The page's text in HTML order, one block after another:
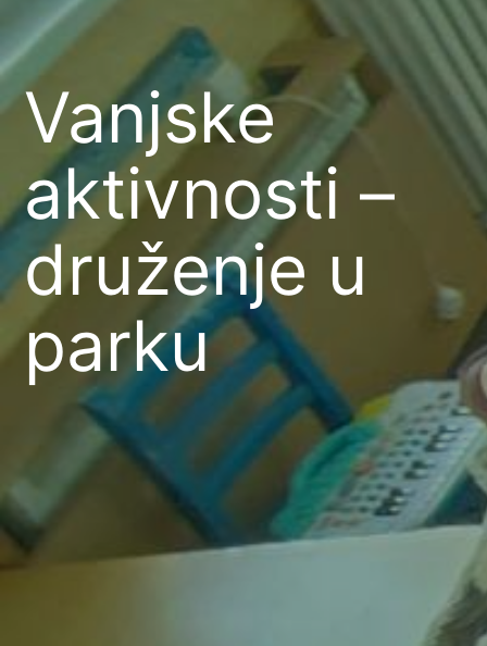
Vanjske
aktivnosti –
druženje u
parku